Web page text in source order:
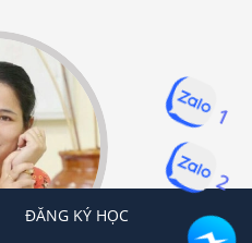
ĐĂNG KÍ HỌC
Tư vấn facebook
ĐĂNG KÝ HỌC
1
2